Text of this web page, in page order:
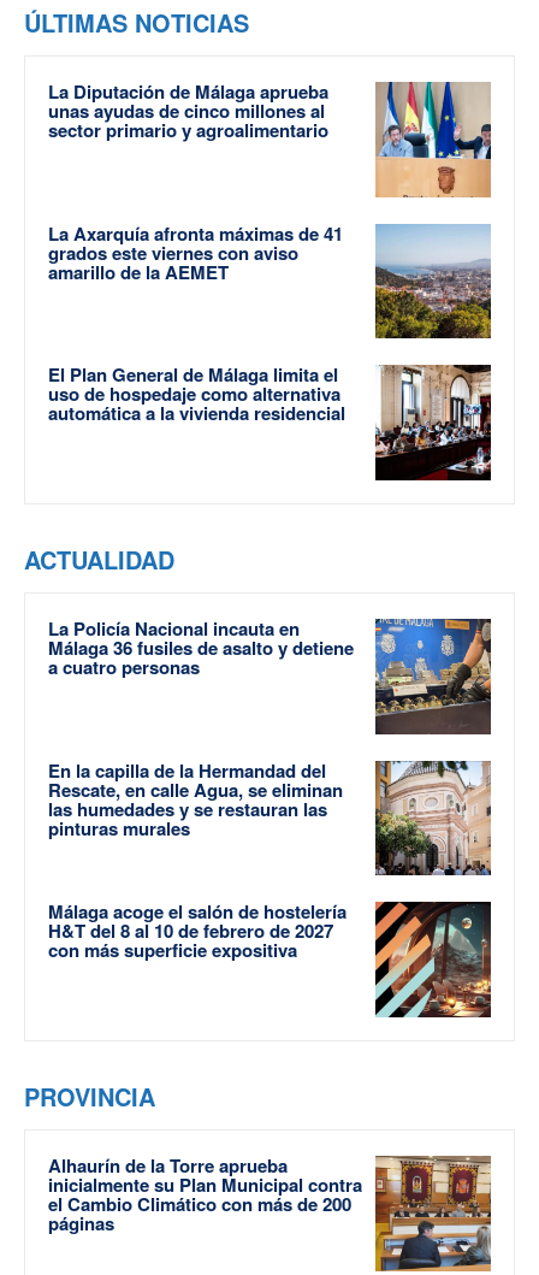
ÚLTIMAS NOTICIAS
La Diputación de Málaga aprueba
unas ayudas de cinco millones al
sector primario y agroalimentario
La Axarquía afronta máximas de 41
grados este viernes con aviso
amarillo de la AEMET
El Plan General de Málaga limita el
uso de hospedaje como alternativa
automática a la vivienda residencial
ACTUALIDAD
La Policía Nacional incauta en
Málaga 36 fusiles de asalto y detiene
a cuatro personas
En la capilla de la Hermandad del
Rescate, en calle Agua, se eliminan
las humedades y se restauran las
pinturas murales
Málaga acoge el salón de hostelería
H&T del 8 al 10 de febrero de 2027
con más superficie expositiva
PROVINCIA
Alhaurín de la Torre aprueba
inicialmente su Plan Municipal contra
el Cambio Climático con más de 200
páginas